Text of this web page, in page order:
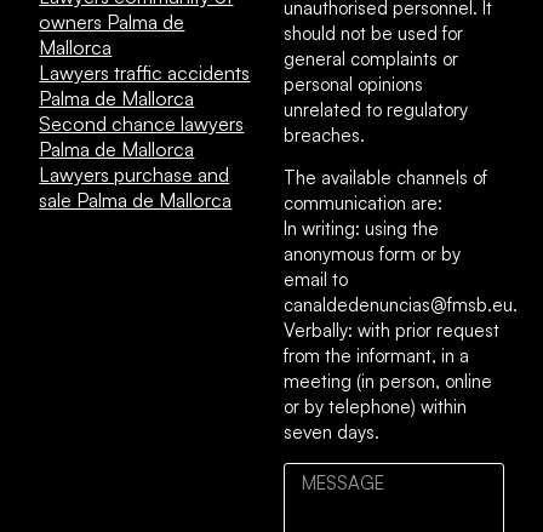
owners Palma de
Mallorca
Lawyers traffic accidents
Palma de Mallorca
Second chance lawyers
Palma de Mallorca
Lawyers purchase and
sale Palma de Mallorca
unauthorised personnel. It
should not be used for
general complaints or
personal opinions
unrelated to regulatory
breaches.
The available channels of
communication are:
In writing: using the
anonymous form or by
email to
canaldedenuncias@fmsb.eu.
Verbally: with prior request
from the informant, in a
meeting (in person, online
or by telephone) within
seven days.